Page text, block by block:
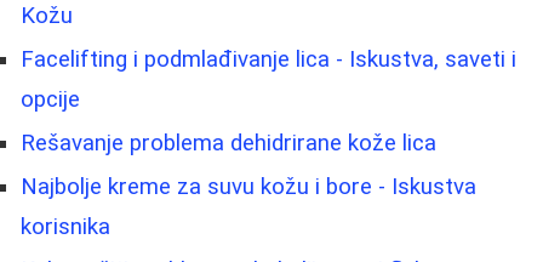
Kožu
Facelifting i podmlađivanje lica - Iskustva, saveti i
opcije
Rešavanje problema dehidrirane kože lica
Najbolje kreme za suvu kožu i bore - Iskustva
korisnika